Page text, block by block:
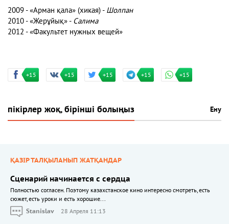
2009 - «Арман қала» (хикая) - Шолпан
2010 - «Жерұйық» - Салима
2012 - «Факультет нужных вещей»
+15 +15 +15 +15 +15
пікірлер жоқ, бірінші болыңыз Ену
ҚАЗІР ТАЛҚЫЛАНЫП ЖАТҚАНДАР
Сценарий начинается с сердца
Полностью согласен. Поэтому казахстанское кино интересно смотреть, есть
сюжет, есть уроки и есть хорошие...
Stanislav
28 Апреля 11:13